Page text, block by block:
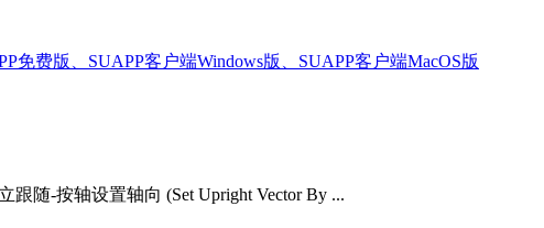
免费版、SUAPP客户端Windows版、SUAPP客户端MacOS版
跟随-按轴设置轴向 (Set Upright Vector By ...